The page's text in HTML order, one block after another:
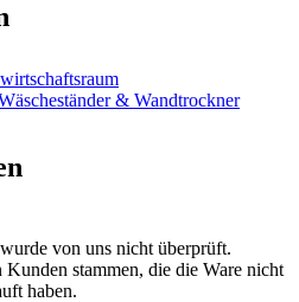
& Wandtrockner
von uns nicht überprüft.
stammen, die die Ware nicht
haben.